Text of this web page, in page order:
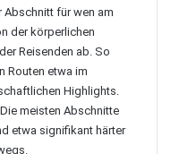
Abschnitt für wen am
der körperlichen
Reisenden ab. So
Routen etwa im
Highlights.
meisten Abschnitte
etwa signifikant härter